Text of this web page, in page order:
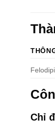
Chỉ